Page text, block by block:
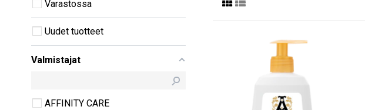
Varastossa
Uudet tuotteet
Valmistajat
AFFINITY CARE